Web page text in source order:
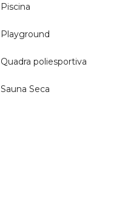
Piscina
Playground
Quadra poliesportiva
Sauna Seca